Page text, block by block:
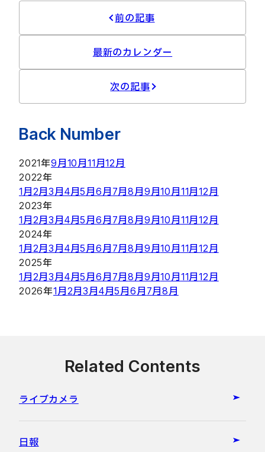
前の記事
最新のカレンダー
次の記事
Back Number
2021年9月 10月11月12月
2022年
1月 2月3月 4月5月6月 7月8月 9月10月 11月12月
2023年
1月 2月3月 4月5月6月 7月8月 9月10月 11月12月
2024年
1月 2月3月 4月5月6月 7月8月 9月10月 11月12月
2025年
1月 2月3月 4月5月6月 7月8月 9月10月 11月12月
2026年1月 2月3月 4月5月6月 7月8月
Related Contents
ライブカメラ
日報